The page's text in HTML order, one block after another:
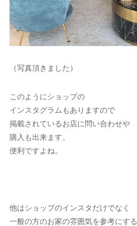
（写真頂きました）
このようにショップの
インスタグラムもありますので
掲載されているお店に問い合わせや
購入も出来ます。
便利ですよね。
他はショップのインスタだけでなく
一般の方のお家の雰囲気を参考にする